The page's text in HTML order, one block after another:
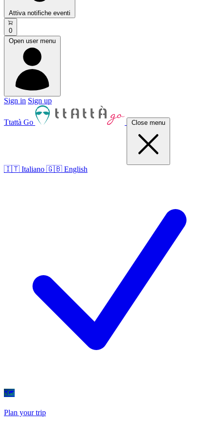
Attiva notifiche eventi
0
Open user menu
Sign in Sign up
Ttattà Go Close menu
🇮🇹 Italiano 🇬🇧 English
🗺
Plan your trip